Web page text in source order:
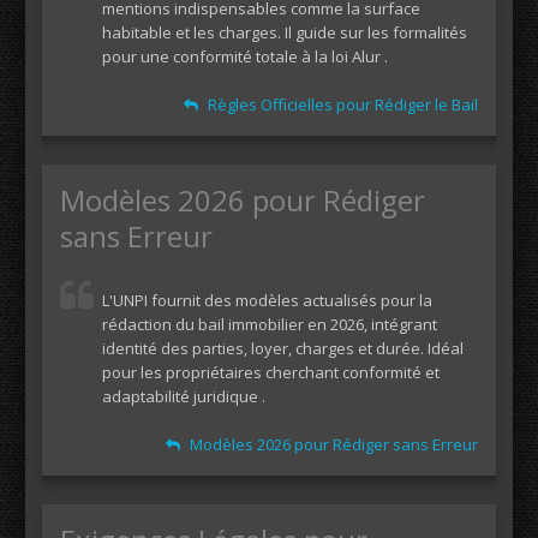
mentions indispensables comme la surface
habitable et les charges. Il guide sur les formalités
pour une conformité totale à la loi Alur .
Règles Officielles pour Rédiger le Bail
Modèles 2026 pour Rédiger
sans Erreur
L'UNPI fournit des modèles actualisés pour la
rédaction du bail immobilier en 2026, intégrant
identité des parties, loyer, charges et durée. Idéal
pour les propriétaires cherchant conformité et
adaptabilité juridique .
Modèles 2026 pour Rédiger sans Erreur